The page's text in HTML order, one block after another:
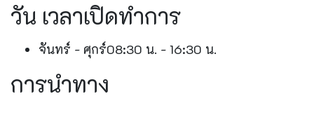
วัน เวลาเปิดทำการ
จันทร์ - ศุกร์08:30 น. - 16:30 น.
การนำทาง